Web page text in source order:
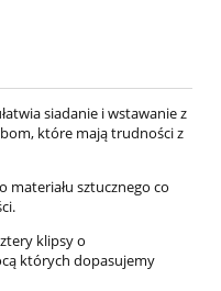
siadanie i wstawanie z
które mają trudności z
sztucznego co
klipsy o
których dopasujemy